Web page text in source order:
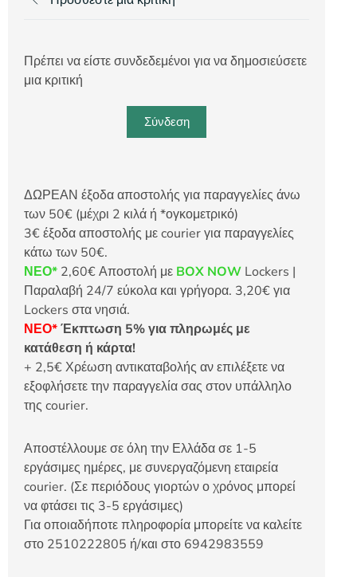
Πρέπει να είστε συνδεδεμένοι για να δημοσιεύσετε
μια κριτική
Σύνδεση
ΔΩΡΕΑΝ έξοδα αποστολής για παραγγελίες άνω
των 50€ (μέχρι 2 κιλά ή *ογκομετρικό)
3€ έξοδα αποστολής με courier για παραγγελίες
κάτω των 50€.
ΝΕΟ* 2,60€ Αποστολή με BOX NOW Lockers |
Παραλαβή 24/7 εύκολα και γρήγορα. 3,20€ για
Lockers στα νησιά.
ΝΕΟ*Έκπτωση 5% για πληρωμές με
κατάθεση ή κάρτα!
+ 2,5€ Χρέωση αντικαταβολής αν επιλέξετε να
εξοφλήσετε την παραγγελία σας στον υπάλληλο
της courier.
Αποστέλλουμε σε όλη την Ελλάδα σε 1-5
εργάσιμες ημέρες, με συνεργαζόμενη εταιρεία
courier. (Σε περιόδους γιορτών ο χρόνος μπορεί
να φτάσει τις 3-5 εργάσιμες)
Για οποιαδήποτε πληροφορία μπορείτε να καλείτε
στο 2510222805 ή/και στο 6942983559